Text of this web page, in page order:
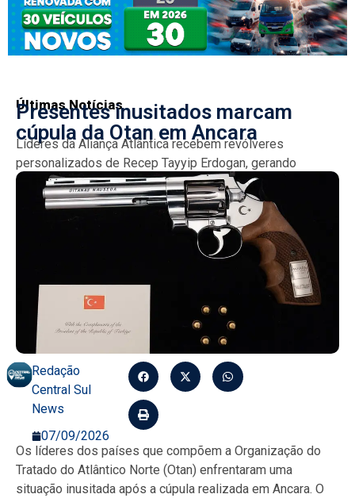
Últimas Notícias
Presentes inusitados marcam
cúpula da Otan em Ancara
Líderes da Aliança Atlântica recebem revólveres
personalizados de Recep Tayyip Erdogan, gerando
preocupação com segurança e transporte das armas....
Redação
Central Sul
News
07/09/2026
Os líderes dos países que compõem a Organização do
Tratado do Atlântico Norte (Otan) enfrentaram uma
situação inusitada após a cúpula realizada em Ancara. O